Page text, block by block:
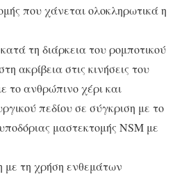
που χάνεται ολοκληρωτικά η
τη διάρκεια του ρομποτικού
ακρίβεια στις κινήσεις του
το ανθρώπινο χέρι και
πεδίου σε σύγκριση με το
μαστεκτομής NSM με
τη χρήση ενθεμάτων